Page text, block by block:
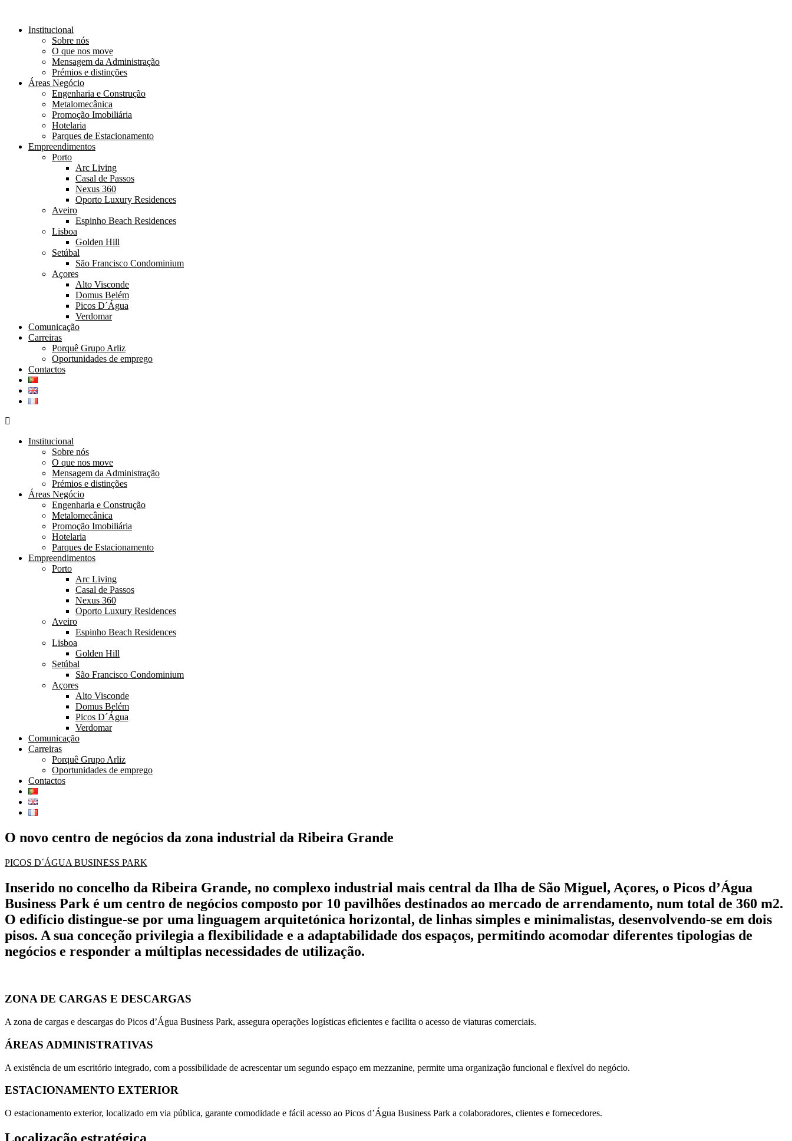
Institucional
Sobre nós
O que nos move
Mensagem da Administração
Prémios e distinções
Áreas Negócio
Engenharia e Construção
Metalomecânica
Promoção Imobiliária
Hotelaria
Parques de Estacionamento
Empreendimentos
Porto
Arc Living
Casal de Passos
Nexus 360
Oporto Luxury Residences
Aveiro
Espinho Beach Residences
Lisboa
Golden Hill
Setúbal
São Francisco Condominium
Açores
Alto Visconde
Domus Belém
Picos D´Água
Verdomar
Comunicação
Carreiras
Porquê Grupo Arliz
Oportunidades de emprego
Contactos
Institucional
Sobre nós
O que nos move
Mensagem da Administração
Prémios e distinções
Áreas Negócio
Engenharia e Construção
Metalomecânica
Promoção Imobiliária
Hotelaria
Parques de Estacionamento
Empreendimentos
Porto
Arc Living
Casal de Passos
Nexus 360
Oporto Luxury Residences
Aveiro
Espinho Beach Residences
Lisboa
Golden Hill
Setúbal
São Francisco Condominium
Açores
Alto Visconde
Domus Belém
Picos D´Água
Verdomar
Comunicação
Carreiras
Porquê Grupo Arliz
Oportunidades de emprego
Contactos
O novo centro de negócios da zona industrial da Ribeira Grande
PICOS D´ÁGUA BUSINESS PARK
Inserido no concelho da Ribeira Grande, no complexo industrial mais central da Ilha de São Miguel, Açores, o Picos d’Água
Business Park é um centro de negócios composto por 10 pavilhões destinados ao mercado de arrendamento, num total de 360 m2.
O edifício distingue-se por uma linguagem arquitetónica horizontal, de linhas simples e minimalistas, desenvolvendo-se em dois
pisos. A sua conceção privilegia a flexibilidade e a adaptabilidade dos espaços, permitindo acomodar diferentes tipologias de
negócios e responder a múltiplas necessidades de utilização.
ZONA DE CARGAS E DESCARGAS
A zona de cargas e descargas do Picos d’Água Business Park, assegura operações logísticas eficientes e facilita o acesso de viaturas comerciais.
ÁREAS ADMINISTRATIVAS
A existência de um escritório integrado, com a possibilidade de acrescentar um segundo espaço em mezzanine, permite uma organização funcional e flexível do negócio.
ESTACIONAMENTO EXTERIOR
O estacionamento exterior, localizado em via pública, garante comodidade e fácil acesso ao Picos d’Água Business Park a colaboradores, clientes e fornecedores.